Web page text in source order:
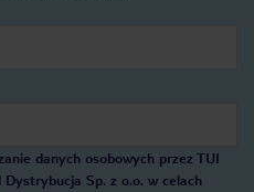
danych osobowych przez TUI
Dystrybucja Sp. z o.o. w celach